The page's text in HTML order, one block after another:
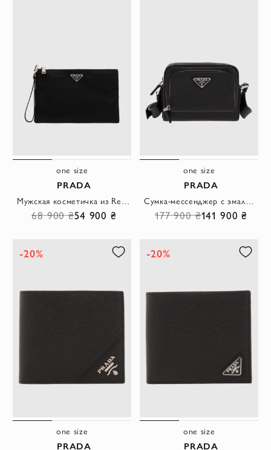
one size
PRADA
68 900 ₴54 900 ₴
one size
PRADA
177 900 ₴141 900 ₴
-20%
one size
PRADA
-20%
one size
PRADA